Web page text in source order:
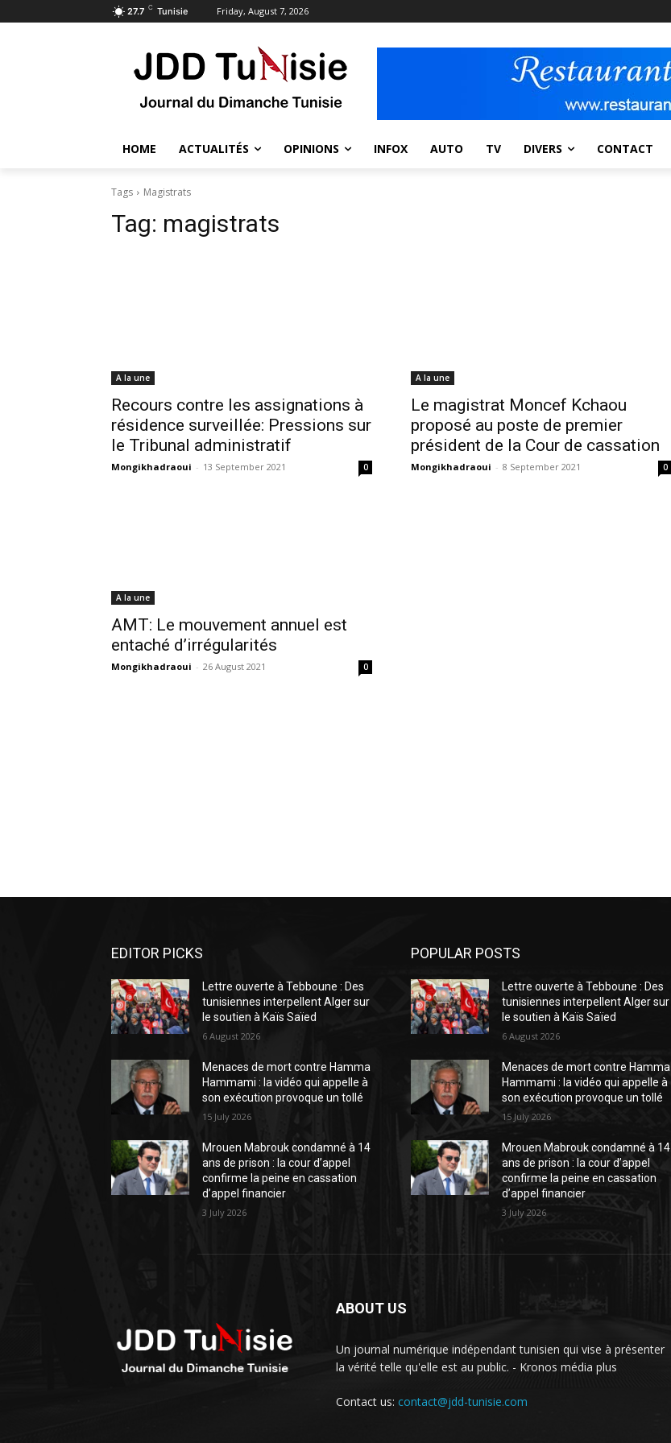
27.7 C Tunisie Friday, August 7, 2026
HOME ACTUALITÉS OPINIONS INFOX AUTO TV DIVERS CONTACT
Tags Magistrats
Tag: magistrats
A la une
Recours contre les assignations à
résidence surveillée: Pressions sur
le Tribunal administratif
Mongikhadraoui - 13 September 2021 0
A la une
Le magistrat Moncef Kchaou
proposé au poste de premier
président de la Cour de cassation
Mongikhadraoui - 8 September 2021 0
A la une
AMT: Le mouvement annuel est
entaché d’irrégularités
Mongikhadraoui - 26 August 2021 0
EDITOR PICKS
Lettre ouverte à Tebboune : Des
tunisiennes interpellent Alger sur
le soutien à Kaïs Saïed
6 August 2026
Menaces de mort contre Hamma
Hammami : la vidéo qui appelle à
son exécution provoque un tollé
15 July 2026
Mrouen Mabrouk condamné à 14
ans de prison : la cour d’appel
confirme la peine en cassation
d’appel financier
3 July 2026
POPULAR POSTS
Lettre ouverte à Tebboune : Des
tunisiennes interpellent Alger sur
le soutien à Kaïs Saïed
6 August 2026
Menaces de mort contre Hamma
Hammami : la vidéo qui appelle à
son exécution provoque un tollé
15 July 2026
Mrouen Mabrouk condamné à 14
ans de prison : la cour d’appel
confirme la peine en cassation
d’appel financier
3 July 2026
ABOUT US
Un journal numérique indépendant tunisien qui vise à présenter
la vérité telle qu'elle est au public. - Kronos média plus
Contact us: contact@jdd-tunisie.com